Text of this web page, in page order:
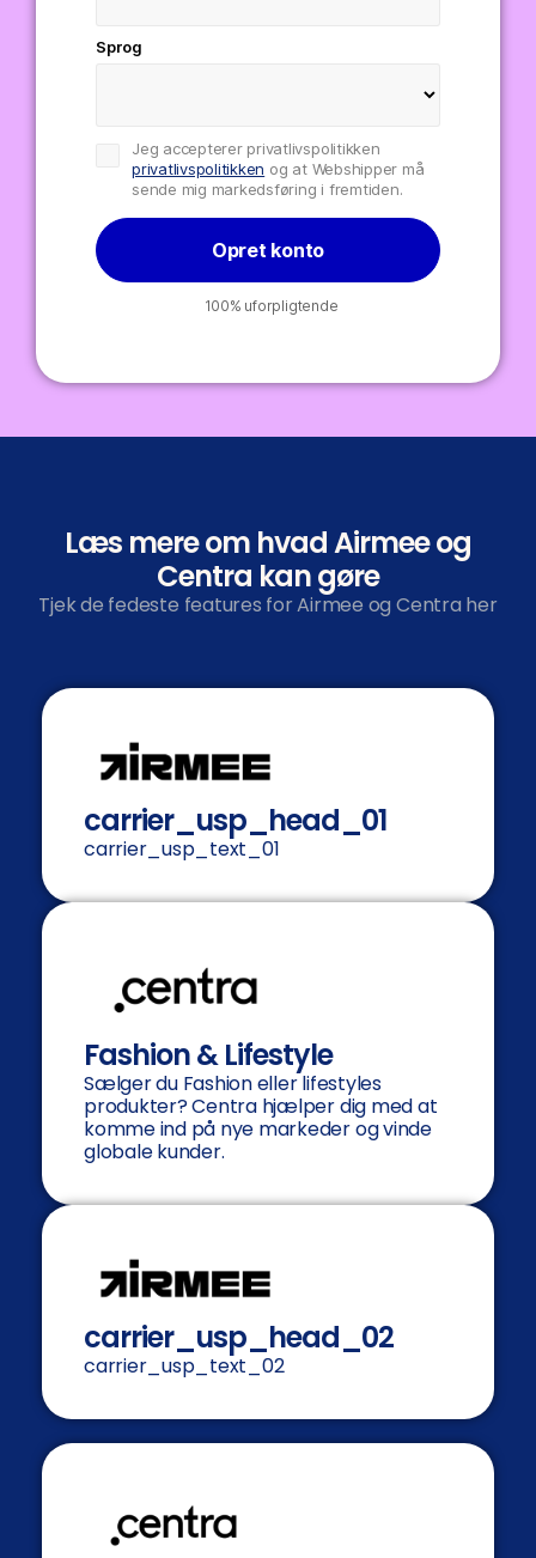
Sprog
Jeg accepterer privatlivspolitikken
privatlivspolitikken og at Webshipper må
sende mig markedsføring i fremtiden.
Opret konto
100% uforpligtende
Læs mere om hvad Airmee og
Centra kan gøre
Tjek de fedeste features for Airmee og Centra her
carrier_usp_head_01
carrier_usp_text_01
Fashion & Lifestyle
Sælger du Fashion eller lifestyles
produkter? Centra hjælper dig med at
komme ind på nye markeder og vinde
globale kunder.
carrier_usp_head_02
carrier_usp_text_02